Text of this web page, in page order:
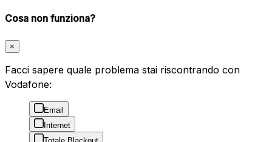
Cosa non funziona?
×
Facci sapere quale problema stai riscontrando con
Vodafone:
Email
Internet